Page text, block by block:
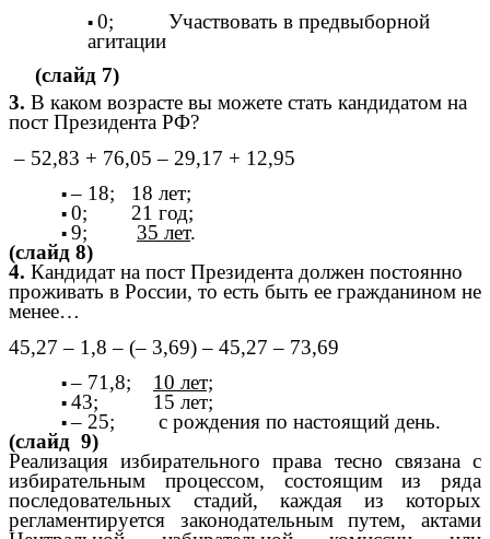
0; Участвовать в предвыборной
агитации
(слайд 7)
3. В каком возрасте вы можете стать кандидатом на
пост Президента РФ?
– 52,83 + 76,05 – 29,17 + 12,95
– 18; 18 лет;
0; 21 год;
9; 35 лет.
(слайд 8)
4. Кандидат на пост Президента должен постоянно
проживать в России, то есть быть ее гражданином не
менее…
45,27 – 1,8 – (– 3,69) – 45,27 – 73,69
– 71,8; 10 лет;
43; 15 лет;
– 25; с рождения по настоящий день.
(слайд 9)
Реализация избирательного права тесно связана с
избирательным процессом, состоящим из ряда
последовательных стадий, каждая из которых
регламентируется законодательным путем, актами